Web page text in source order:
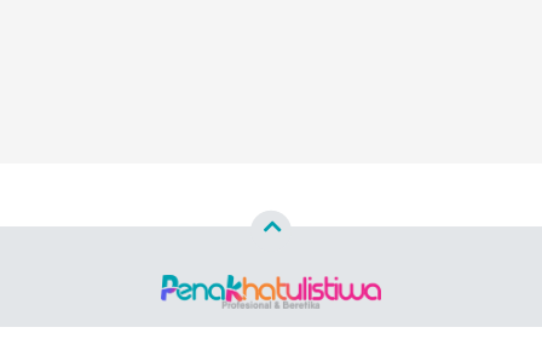
Copyright ©2026 PENAKHATULISTIWA.ID